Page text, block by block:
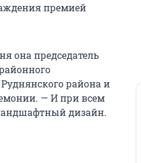
премией
она председатель
района и
— И при всем
дизайн.